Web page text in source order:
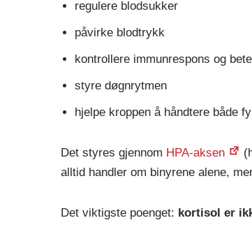
regulere blodsukker
påvirke blodtrykk
kontrollere immunrespons og
styre døgnrytmen
hjelpe kroppen å håndtere både
Det styres gjennom HPA-aksen
alltid handler om binyrene alene,
Det viktigste poenget: kortisol er